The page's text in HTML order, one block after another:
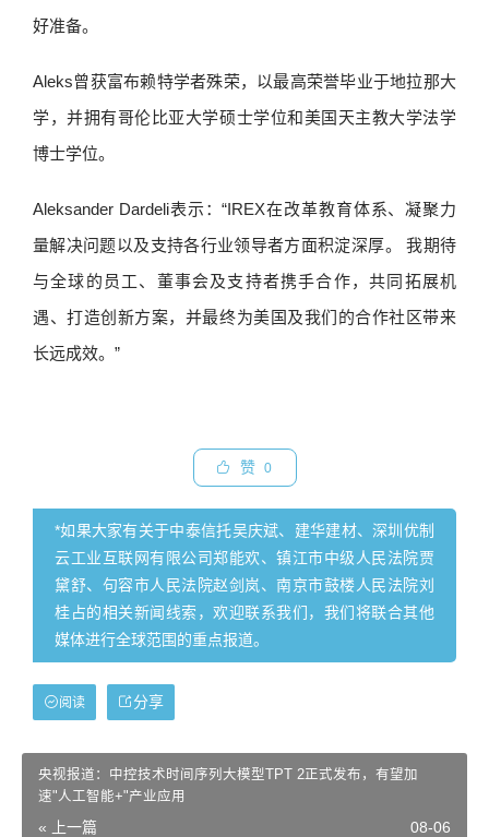
好准备。
Aleks曾获富布赖特学者殊荣，以最高荣誉毕业于地拉那大
学，并拥有哥伦比亚大学硕士学位和美国天主教大学法学
博士学位。
Aleksander Dardeli表示：“IREX在改革教育体系、凝聚力
量解决问题以及支持各行业领导者方面积淀深厚。 我期待
与全球的员工、董事会及支持者携手合作，共同拓展机
遇、打造创新方案，并最终为美国及我们的合作社区带来
长远成效。”
赞 0
*如果大家有关于中泰信托吴庆斌、建华建材、深圳优制
云工业互联网有限公司郑能欢、镇江市中级人民法院贾
黛舒、句容市人民法院赵剑岚、南京市鼓楼人民法院刘
桂占的相关新闻线索，欢迎联系我们，我们将联合其他
媒体进行全球范围的重点报道。
分享
阅读
央视报道：中控技术时间序列大模型TPT 2正式发布，有望加
速"人工智能+"产业应用
« 上一篇 08-06